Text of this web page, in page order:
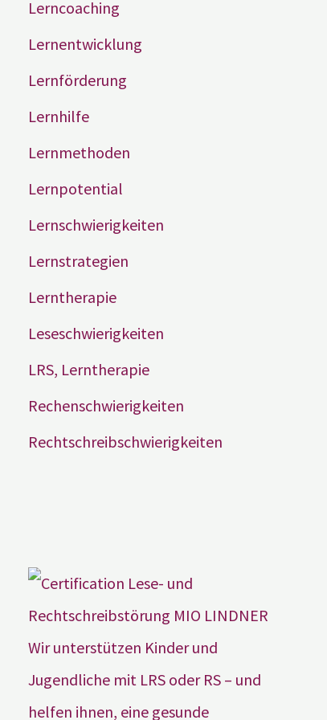
Lerncoaching
Lernentwicklung
Lernförderung
Lernhilfe
Lernmethoden
Lernpotential
Lernschwierigkeiten
Lernstrategien
Lerntherapie
Leseschwierigkeiten
LRS, Lerntherapie
Rechenschwierigkeiten
Rechtschreibschwierigkeiten
Wir unterstützen Kinder und
Jugendliche mit LRS oder RS – und
helfen ihnen, eine gesunde